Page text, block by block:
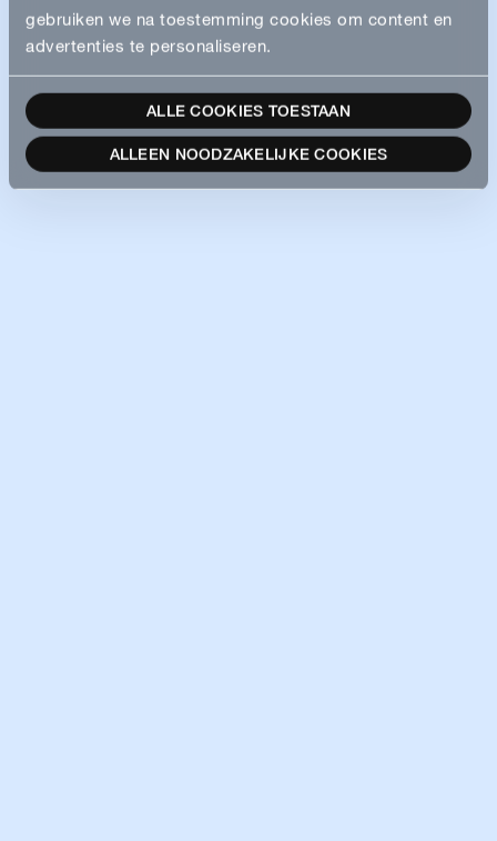
gebruiken we na toestemming cookies om content en
advertenties te personaliseren.
ALLE COOKIES TOESTAAN
ALLEEN NOODZAKELIJKE COOKIES